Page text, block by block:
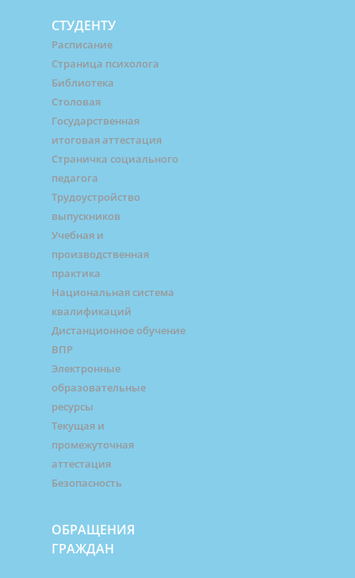
СТУДЕНТУ
Расписание
Страница психолога
Библиотека
Столовая
Государственная
итоговая аттестация
Страничка социального
педагога
Трудоустройство
выпускников
Учебная и
производственная
практика
Национальная система
квалификаций
Дистанционное обучение
ВПР
Электронные
образовательные
ресурсы
Текущая и
промежуточная
аттестация
Безопасность
ОБРАЩЕНИЯ
ГРАЖДАН